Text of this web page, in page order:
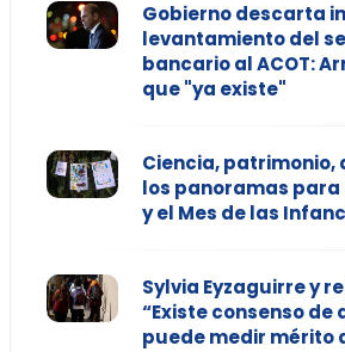
Gobierno descarta
levantamiento del
bancario al ACOT:
que "ya existe"
Ciencia, patrimonio,
los panoramas
y el Mes de las
Sylvia Eyzaguirre y
“Existe consenso de
puede medir mérito